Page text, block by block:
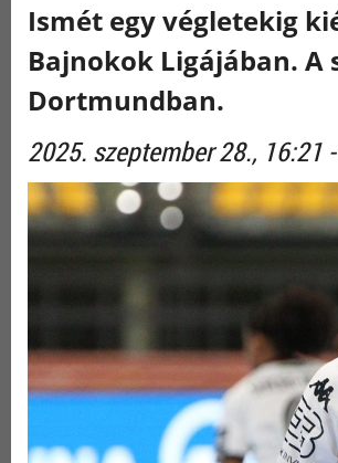
Ismét egy végletekig
Bajnokok Ligájában.
Dortmundban.
2025. szeptember 28., 16:21